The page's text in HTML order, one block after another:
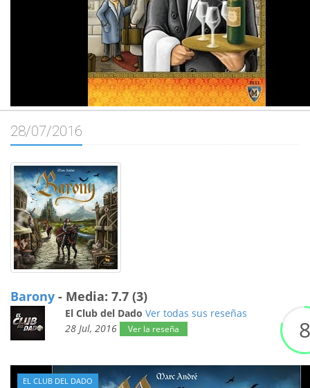
28/07/2016
Barony - Media: 7.7 (3)
El Club del Dado Ver todas sus reseñas
28 Jul, 2016
Ver la reseña 8
EL CLUB DEL DADO